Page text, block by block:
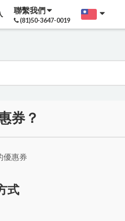
聯繫我們
(81)50-3647-0019
券？
優惠券
式